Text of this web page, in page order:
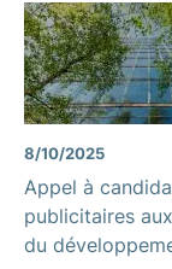
8/10/2025
Appel à
publicitaires
du